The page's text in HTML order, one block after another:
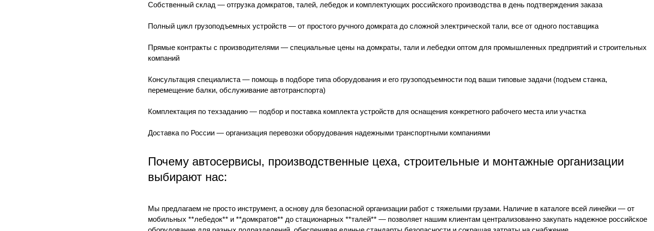
Собственный склад — отгрузка домкратов, талей, лебедок и комплектующих российского производства в день подтверждения заказа
Полный цикл грузоподъемных устройств — от простого ручного домкрата до сложной электрической тали, все от одного поставщика
Прямые контракты с производителями — специальные цены на домкраты, тали и лебедки оптом для промышленных предприятий и строительных
компаний
Консультация специалиста — помощь в подборе типа оборудования и его грузоподъемности под ваши типовые задачи (подъем станка,
перемещение балки, обслуживание автотранспорта)
Комплектация по техзаданию — подбор и поставка комплекта устройств для оснащения конкретного рабочего места или участка
Доставка по России — организация перевозки оборудования надежными транспортными компаниями
Почему автосервисы, производственные цеха, строительные и монтажные организации
выбирают нас:
Мы предлагаем не просто инструмент, а основу для безопасной организации работ с тяжелыми грузами. Наличие в каталоге всей линейки — от
мобильных **лебедок** и **домкратов** до стационарных **талей** — позволяет нашим клиентам централизованно закупать надежное российское